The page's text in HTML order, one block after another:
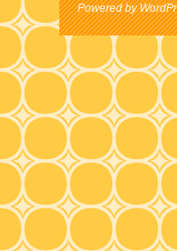
Powered by